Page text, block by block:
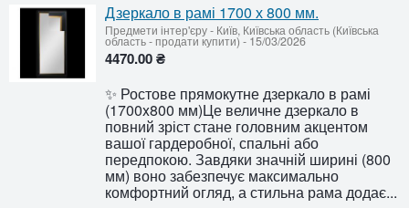
Дзеркало в рамі 1700 х 800 мм.
Предмети інтер'єру- Київ, Київська область (Київська
область - продати купити)- 15/03/2026
4470.00 ₴
✨ Ростове прямокутне дзеркало в рамі
(1700x800 мм)Це величне дзеркало в
повний зріст стане головним акцентом
вашої гардеробної, спальні або
передпокою. Завдяки значній ширині (800
мм) воно забезпечує максимально
комфортний огляд, а стильна рама додає...